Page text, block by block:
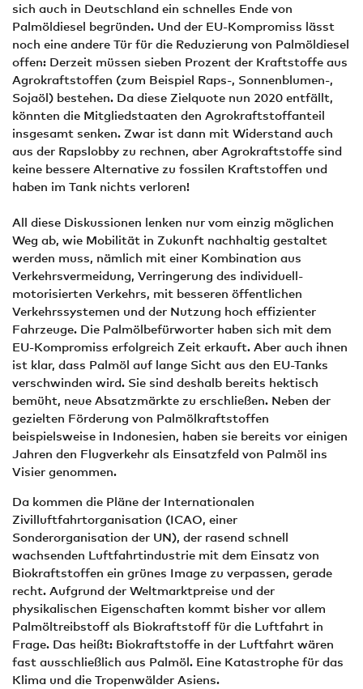
sich auch in Deutschland ein schnelles Ende von
Palmöldiesel begründen. Und der EU-Kompromiss lässt
noch eine andere Tür für die Reduzierung von Palmöldiesel
offen: Derzeit müssen sieben Prozent der Kraftstoffe aus
Agrokraftstoffen (zum Beispiel Raps-, Sonnenblumen-,
Sojaöl) bestehen. Da diese Zielquote nun 2020 entfällt,
könnten die Mitgliedstaaten den Agrokraftstoffanteil
insgesamt senken. Zwar ist dann mit Widerstand auch
aus der Rapslobby zu rechnen, aber Agrokraftstoffe sind
keine bessere Alternative zu fossilen Kraftstoffen und
haben im Tank nichts verloren!
All diese Diskussionen lenken nur vom einzig möglichen
Weg ab, wie Mobilität in Zukunft nachhaltig gestaltet
werden muss, nämlich mit einer Kombination aus
Verkehrsvermeidung, Verringerung des individuell-
motorisierten Verkehrs, mit besseren öffentlichen
Verkehrssystemen und der Nutzung hoch effizienter
Fahrzeuge. Die Palmölbefürworter haben sich mit dem
EU-Kompromiss erfolgreich Zeit erkauft. Aber auch ihnen
ist klar, dass Palmöl auf lange Sicht aus den EU-Tanks
verschwinden wird. Sie sind deshalb bereits hektisch
bemüht, neue Absatzmärkte zu erschließen. Neben der
gezielten Förderung von Palmölkraftstoffen
beispielsweise in Indonesien, haben sie bereits vor einigen
Jahren den Flugverkehr als Einsatzfeld von Palmöl ins
Visier genommen.
Da kommen die Pläne der Internationalen
Zivilluftfahrtorganisation (ICAO, einer
Sonderorganisation der UN), der rasend schnell
wachsenden Luftfahrtindustrie mit dem Einsatz von
Biokraftstoffen ein grünes Image zu verpassen, gerade
recht. Aufgrund der Weltmarktpreise und der
physikalischen Eigenschaften kommt bisher vor allem
Palmöltreibstoff als Biokraftstoff für die Luftfahrt in
Frage. Das heißt: Biokraftstoffe in der Luftfahrt wären
fast ausschließlich aus Palmöl. Eine Katastrophe für das
Klima und die Tropenwälder Asiens.